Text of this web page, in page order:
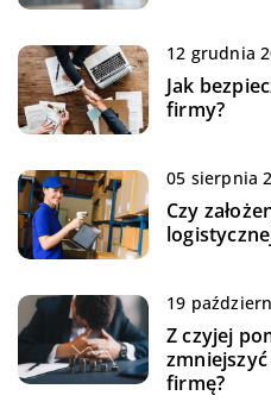
12 grudnia
Jak
firmy?
05 sierpnia
Czy
19
Z czyjej
firmę?